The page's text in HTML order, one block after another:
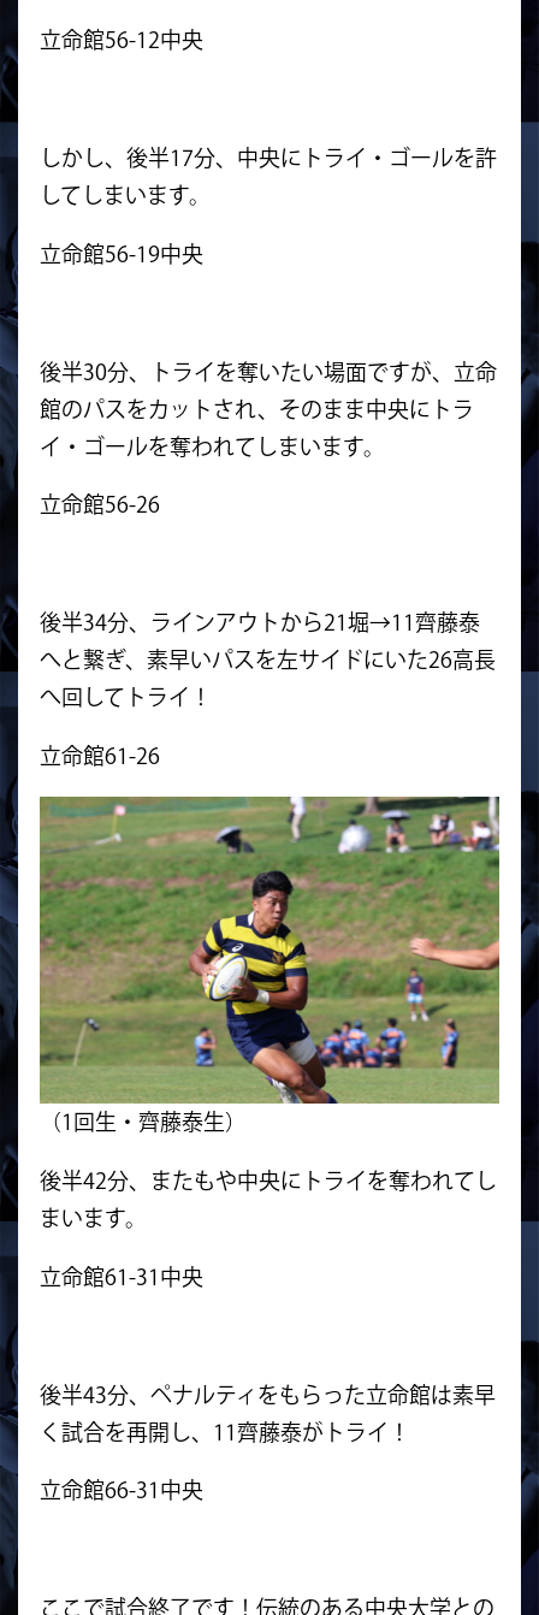
立命館56-12中央
しかし、後半17分、中央にトライ・ゴールを許
してしまいます。
立命館56-19中央
後半30分、トライを奪いたい場面ですが、立命
館のパスをカットされ、そのまま中央にトラ
イ・ゴールを奪われてしまいます。
立命館56-26
後半34分、ラインアウトから21堀→11齊藤泰
へと繋ぎ、素早いパスを左サイドにいた26高長
へ回してトライ！
立命館61-26
（1回生・齊藤泰生）
後半42分、またもや中央にトライを奪われてし
まいます。
立命館61-31中央
後半43分、ペナルティをもらった立命館は素早
く試合を再開し、11齊藤泰がトライ！
立命館66-31中央
ここで試合終了です！伝統のある中央大学との